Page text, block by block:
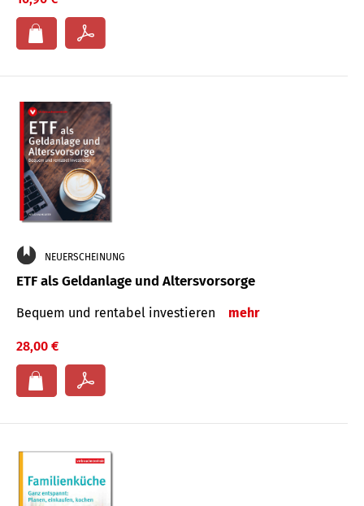
NEUERSCHEINUNG
ETF als Geldanlage und Altersvorsorge
Bequem und rentabel investieren mehr
28,00 €